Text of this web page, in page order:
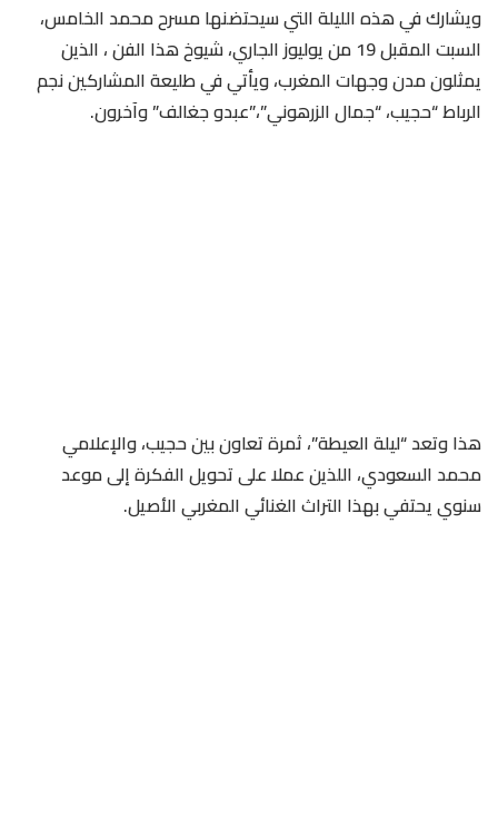
ويشارك في هذه الليلة التي سيحتضنها مسرح محمد الخامس،
السبت المقبل 19 من يوليوز الجاري، شيوخ هذا الفن ، الذين
يمثلون مدن وجهات المغرب، ويأتي في طليعة المشاركين نجم
الرباط “حجيب، “جمال الزرهوني”،”عبدو جغالف” وآخرون.
هذا وتعد “ليلة العيطة”، ثمرة تعاون بين حجيب، والإعلامي
محمد السعودي، اللذين عملا على تحويل الفكرة إلى موعد
سنوي يحتفي بهذا التراث الغنائي المغربي الأصيل.